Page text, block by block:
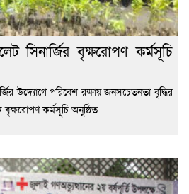
সিনার্জির বৃক্ষরোপণ কর্মসূচি
উদ্যোগে পরিবেশ রক্ষায় জনসচেতনতা বৃদ্ধির
কর্মসূচি অনুষ্ঠিত